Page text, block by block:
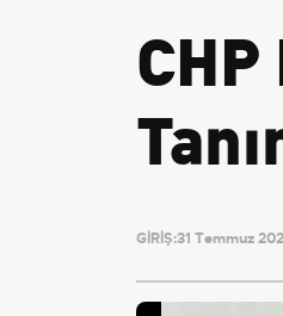
GİRİŞ:31 Temmuz